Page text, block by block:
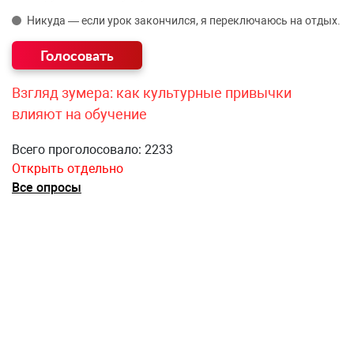
Никуда — если урок закончился, я переключаюсь на отдых.
Взгляд зумера: как культурные привычки
влияют на обучение
Всего проголосовало: 2233
Открыть отдельно
Все опросы